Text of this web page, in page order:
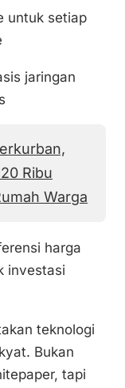
untuk setiap
jaringan
Ribu
Warga
harga
investasi
teknologi
Bukan
tapi